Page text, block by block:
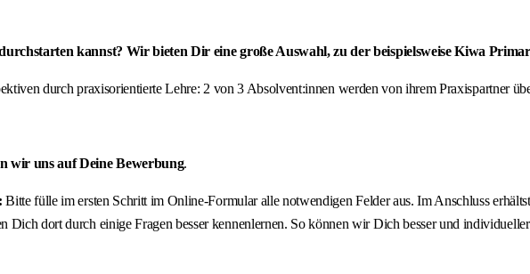
kannst? Wir bieten Dir eine große Auswahl, zu der beispielsweise Kiwa
durch praxisorientierte Lehre: 2 von 3 Absolvent:innen werden von ihrem Praxispartner
wir uns auf Deine Bewerbung.
Bitte fülle im ersten Schritt im Online-Formular alle notwendigen Felder aus. Im Anschluss
dort durch einige Fragen besser kennenlernen. So können wir Dich besser und individueller